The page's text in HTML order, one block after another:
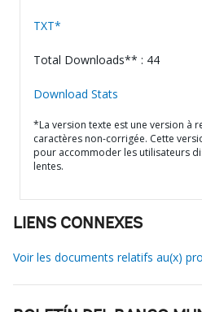
TXT*
Total Downloads** : 44
Download Stats
*La version texte est une version à
caractères non-corrigée. Cette
pour accommoder les utilisateurs
lentes.
LIENS CONNEXES
Voir les documents relatifs au(x)